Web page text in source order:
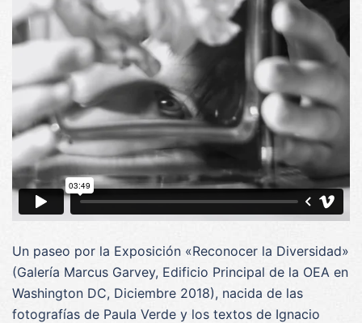
Un paseo por la Exposición «Reconocer la Diversidad»
(Galería Marcus Garvey, Edificio Principal de la OEA en
Washington DC, Diciembre 2018), nacida de las
fotografías de Paula Verde y los textos de Ignacio